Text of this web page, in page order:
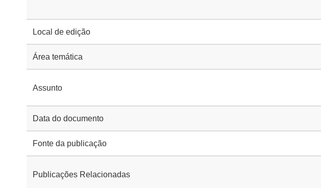
Local de edição
Área temática
Assunto
Data do documento
Fonte da publicação
Publicações Relacionadas